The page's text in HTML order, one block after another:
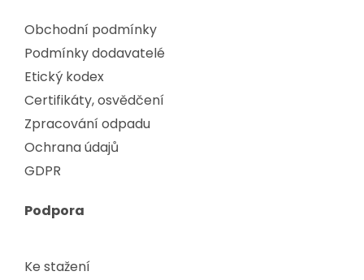
Obchodní podmínky
Podmínky dodavatelé
Etický kodex
Certifikáty, osvědčení
Zpracování odpadu
Ochrana údajů
GDPR
Podpora
Ke stažení